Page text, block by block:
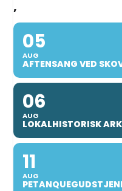
,
05
AUG
AFTENSANG VED
06
AUG
LOKALHISTORISK
11
AUG